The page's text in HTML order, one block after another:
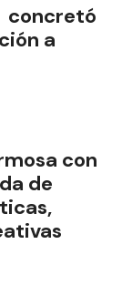
concretó
a
con
de